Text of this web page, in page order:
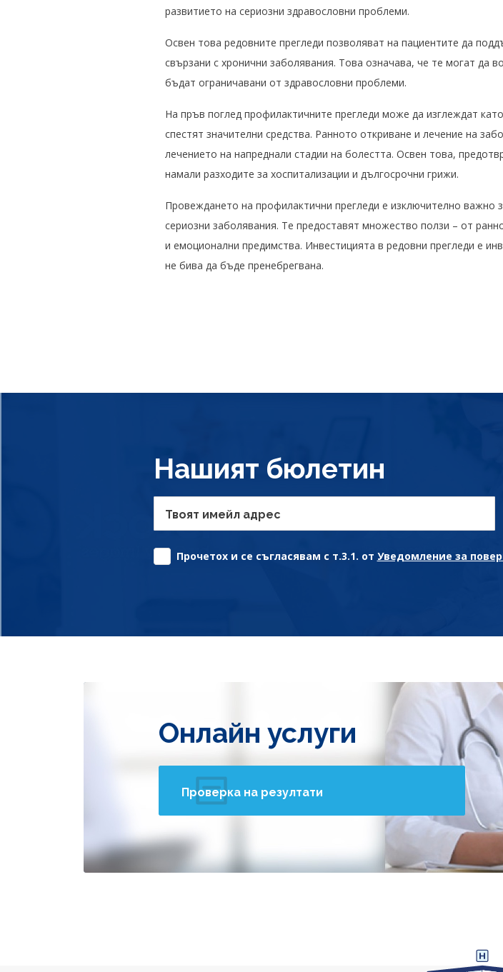
развитието на сериозни здравословни проблеми.
Освен това редовните прегледи позволяват на пациентите да
свързани с хронични заболявания. Това означава, че те могат да
бъдат ограничавани от здравословни проблеми.
На пръв поглед профилактичните прегледи може да изглеждат
спестят значителни средства. Ранното откриване и лечение на
лечението на напреднали стадии на болестта. Освен това,
намали разходите за хоспитализации и дългосрочни грижи.
Провеждането на профилактични прегледи е изключително
сериозни заболявания. Те предоставят множество ползи – от
и емоционални предимства. Инвестицията в редовни прегледи е
не бива да бъде пренебрегвана.
Нашият бюлетин
Твоят имейл адрес
Прочетох и се съгласявам с т.3.1. от Уведомление за
Онлайн услуги
Проверка на резултати